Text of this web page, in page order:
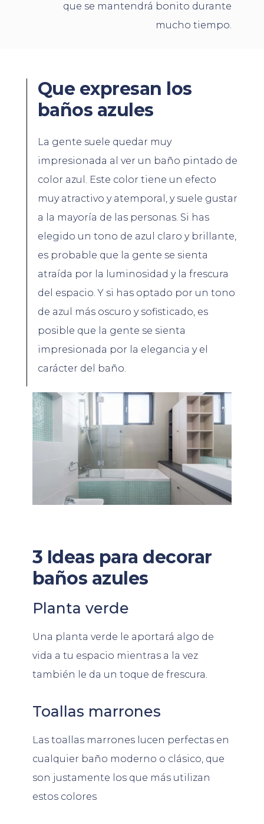
que se mantendrá bonito durante
mucho tiempo.
Que expresan los
baños azules
La gente suele quedar muy
impresionada al ver un baño pintado de
color azul. Este color tiene un efecto
muy atractivo y atemporal, y suele gustar
a la mayoría de las personas. Si has
elegido un tono de azul claro y brillante,
es probable que la gente se sienta
atraída por la luminosidad y la frescura
del espacio. Y si has optado por un tono
de azul más oscuro y sofisticado, es
posible que la gente se sienta
impresionada por la elegancia y el
carácter del baño.
3 Ideas para decorar
baños azules
Planta verde
Una planta verde le aportará algo de
vida a tu espacio mientras a la vez
también le da un toque de frescura.
Toallas marrones
Las toallas marrones lucen perfectas en
cualquier baño moderno o clásico, que
son justamente los que más utilizan
estos colores